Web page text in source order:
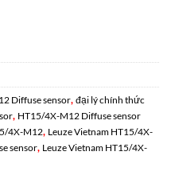
Diffuse sensor, đại lý chính thức
, HT15/4X-M12 Diffuse sensor
4X-M12, Leuze Vietnam HT15/4X-
sensor, Leuze Vietnam HT15/4X-